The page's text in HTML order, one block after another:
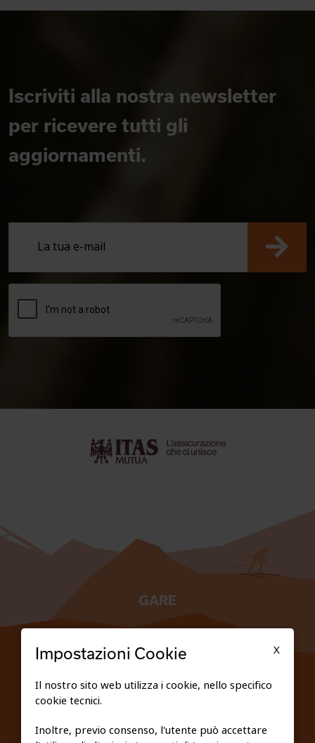
Iscriviti alla nostra newsletter
per ricevere tutti gli
aggiornamenti.
GARE
X
Impostazioni Cookie
Il nostro sito web utilizza i cookie, nello specifico
cookie tecnici.
Inoltre, previo consenso, l'utente può accettare